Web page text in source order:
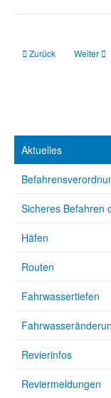
Vorheriger Beitrag:
Zurück Nächster
Weiter
Aktuelles
Sicheres Befahren
Häfen
Routen
Fahrwassertiefen
Revierinfos
Reviermeldungen